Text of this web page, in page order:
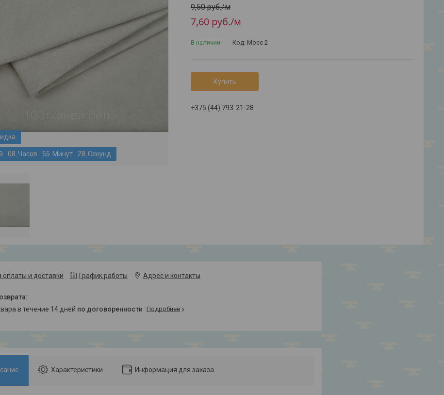
08 Часов 55 Минут 27 Секунд
9,50руб./м
7,60 руб./м
В наличии Код: Мосс 2
Купить
+375 (44) 793-21-28
оплаты и доставки График работы Адрес и контакты
в течение 14 дней по договоренности Подробнее
Характеристики Информация для заказа